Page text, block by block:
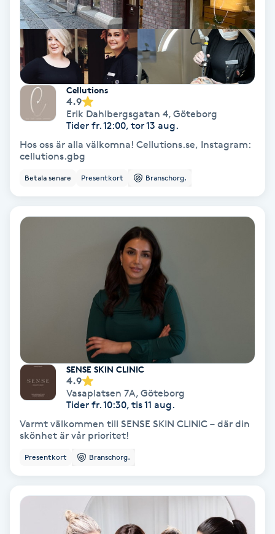
Hårförlängning
Hårvård
Hälsa
Hälsprickor
K18
Katun fransar
Kemisk peeling
Kinesiologi
Cellutions
4.9
Erik Dahlbergsgatan 4, Göteborg
Tider fr. 12:00, tor 13 aug.
Hos oss är alla välkomna! Cellutions.se, Instagram:
cellutions.gbg
Betala senare Presentkort Branschorg.
SENSE SKIN CLINIC
4.9
Vasaplatsen 7A, Göteborg
Tider fr. 10:30, tis 11 aug.
Varmt välkommen till SENSE SKIN CLINIC – där din
skönhet är vår prioritet!
Presentkort Branschorg.